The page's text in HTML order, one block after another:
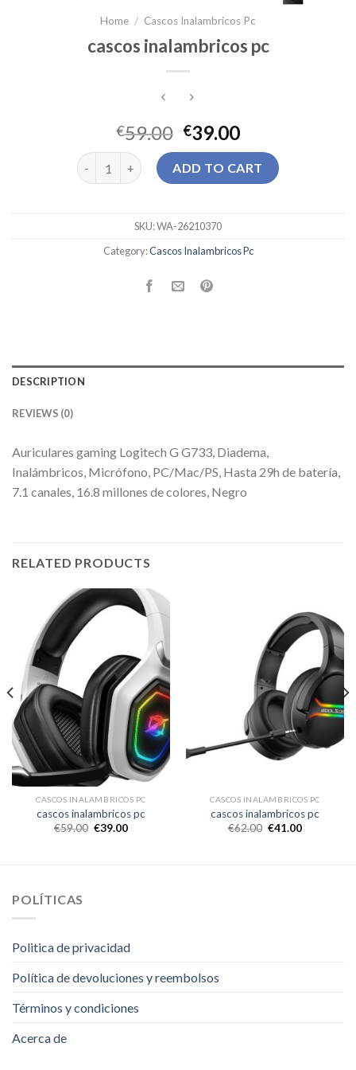
Home / Cascos Inalambricos Pc
cascos inalambricos pc
€59.00 €39.00
cascos inalambricos pc quantity
ADD TO CART
SKU:WA-26210370
Category:Cascos Inalambricos Pc
DESCRIPTION
REVIEWS (0)
Auriculares gaming Logitech G G733, Diadema,
Inalámbricos, Micrófono, PC/Mac/PS, Hasta 29h de batería,
7.1 canales, 16.8 millones de colores, Negro
RELATED PRODUCTS
CASCOS INALAMBRICOS PC
cascos inalambricos pc
€59.00 €39.00
CASCOS INALAMBRICOS PC
cascos inalambricos pc
€62.00 €41.00
POLÍTICAS
Politica de privacidad
Política de devoluciones y reembolsos
Términos y condiciones
Acerca de